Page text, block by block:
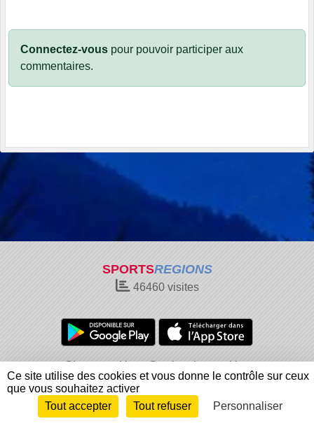
Connectez-vous pour pouvoir participer aux
commentaires.
SPORTSREGIONS
46460visites
Charte cookies
Gestion des cookies
Informations légales
Signaler un contenu inapproprié
Envie de participer ? Connexion
Ce site utilise des cookies et vous donne le contrôle sur ceux
que vous souhaitez activer
Tout accepter
Tout refuser Personnaliser